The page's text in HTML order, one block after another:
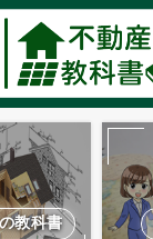
教科書